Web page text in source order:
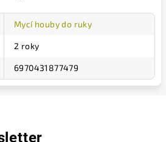
Mycí houby do ruky
2 roky
6970431877479